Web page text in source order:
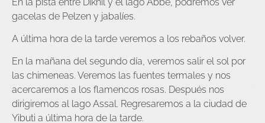
gacelas de Pelzen y jabalíes.
A última hora de la tarde veremos a los rebaños volver.
En la mañana del segundo día, veremos salir el sol por
las chimeneas. Veremos las fuentes termales y nos
acercaremos a los flamencos rosas. Después nos
dirigiremos al lago Assal. Regresaremos a la ciudad de
Yibuti a última hora de la tarde.